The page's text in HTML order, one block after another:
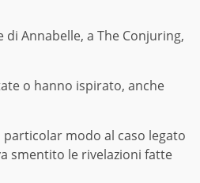
Annabelle, a The Conjuring,
o hanno ispirato, anche
modo al caso legato
smentito le rivelazioni fatte